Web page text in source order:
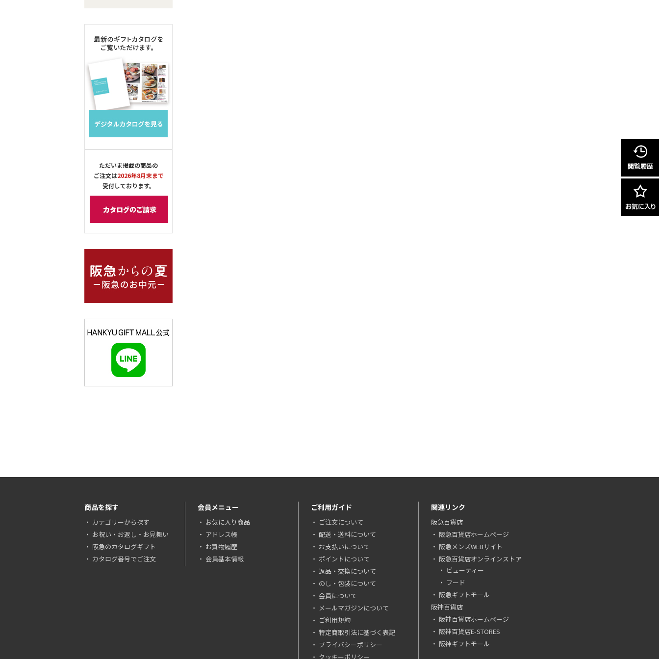
ただいま掲載の商品の
ご注文は2026年8月末まで
受付しております。
商品を探す
カテゴリーから探す
お祝い・お返し・お見舞い
阪急のカタログギフト
カタログ番号でご注文
会員メニュー
お気に入り商品
アドレス帳
お買物履歴
会員基本情報
ご利用ガイド
ご注文について
配送・送料について
お支払いについて
ポイントについて
返品・交換について
のし・包装について
会員について
メールマガジンについて
ご利用規約
特定商取引法に基づく表記
プライバシーポリシー
クッキーポリシー
関連リンク
阪急百貨店
阪急百貨店ホームページ
阪急メンズWEBサイト
阪急百貨店オンラインストア
ビューティー
フード
阪急ギフトモール
阪神百貨店
阪神百貨店ホームページ
阪神百貨店E-STORES
阪神ギフトモール